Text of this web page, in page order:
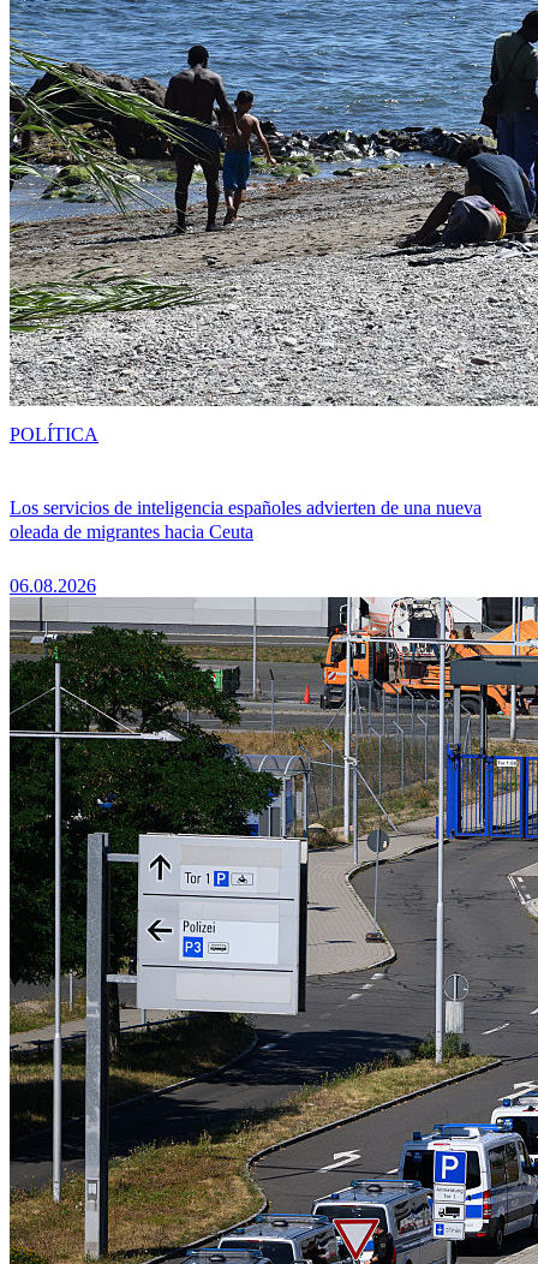
Los servicios de inteligencia españoles advierten de una nueva
oleada de migrantes hacia Ceuta
06.08.2026
POLÍTICA